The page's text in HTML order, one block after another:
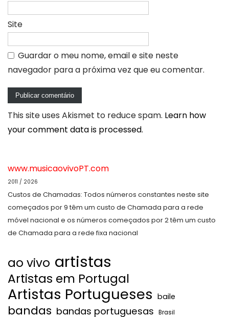
Site
Guardar o meu nome, email e site neste
navegador para a próxima vez que eu comentar.
This site uses Akismet to reduce spam. Learn how
your comment data is processed.
www.musicaovivoPT.com
2011 / 2026
Custos de Chamadas: Todos números constantes neste site
começados por 9 têm um custo de Chamada para a rede
móvel nacional e os números começados por 2 têm um custo
de Chamada para a rede fixa nacional
ao vivo artistas
Artistas em Portugal
Artistas Portugueses baile
bandas bandas portuguesas Brasil